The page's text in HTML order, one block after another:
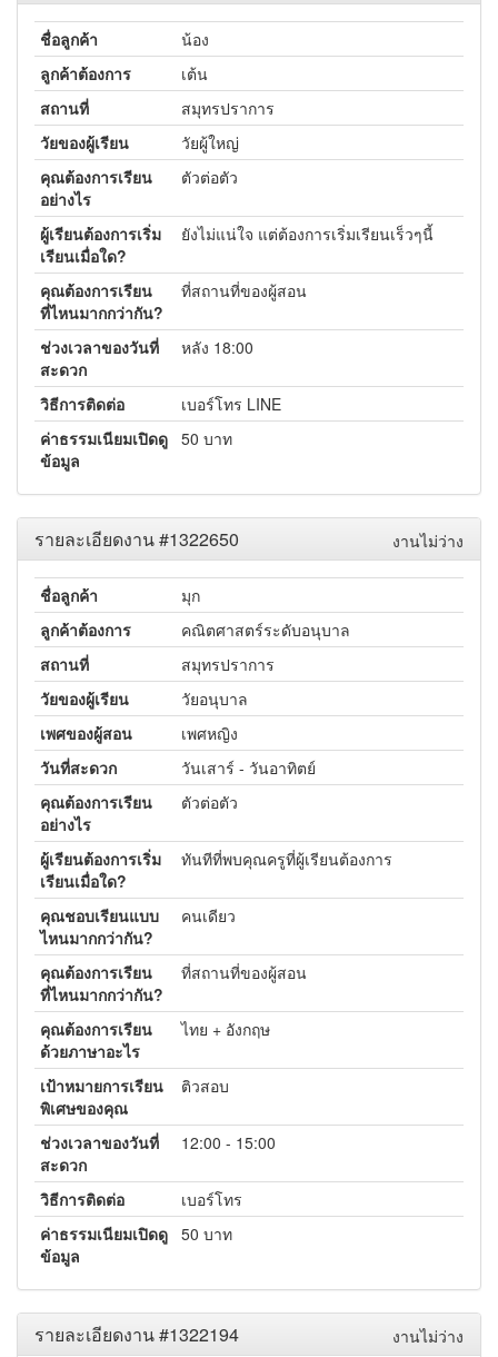
ชื่อลูกค้า
น้อง
ลูกค้าต้องการ
เต้น
สถานที่
สมุทรปราการ
วัยของผู้เรียน
วัยผู้ใหญ่
คุณต้องการเรียน
อย่างไร
ตัวต่อตัว
ผู้เรียนต้องการเริ่ม
เรียนเมื่อใด?
ยังไม่แน่ใจ แต่ต้องการเริ่มเรียนเร็วๆนี้
คุณต้องการเรียน
ที่ไหนมากกว่ากัน?
ที่สถานที่ของผู้สอน
ช่วงเวลาของวันที่
สะดวก
หลัง 18:00
วิธีการติดต่อ
เบอร์โทร LINE
ค่าธรรมเนียมเปิดดู
ข้อมูล
50 บาท
งานไม่ว่าง
รายละเอียดงาน #1322650
ชื่อลูกค้า
มุก
ลูกค้าต้องการ
คณิตศาสตร์ระดับอนุบาล
สถานที่
สมุทรปราการ
วัยของผู้เรียน
วัยอนุบาล
เพศของผู้สอน
เพศหญิง
วันที่สะดวก
วันเสาร์ - วันอาทิตย์
คุณต้องการเรียน
อย่างไร
ตัวต่อตัว
ผู้เรียนต้องการเริ่ม
เรียนเมื่อใด?
ทันทีที่พบคุณครูที่ผู้เรียนต้องการ
คุณชอบเรียนแบบ
ไหนมากกว่ากัน?
คนเดียว
คุณต้องการเรียน
ที่ไหนมากกว่ากัน?
ที่สถานที่ของผู้สอน
คุณต้องการเรียน
ด้วยภาษาอะไร
ไทย + อังกฤษ
เป้าหมายการเรียน
พิเศษของคุณ
ติวสอบ
ช่วงเวลาของวันที่
สะดวก
12:00 - 15:00
วิธีการติดต่อ
เบอร์โทร
ค่าธรรมเนียมเปิดดู
ข้อมูล
50 บาท
งานไม่ว่าง
รายละเอียดงาน #1322194